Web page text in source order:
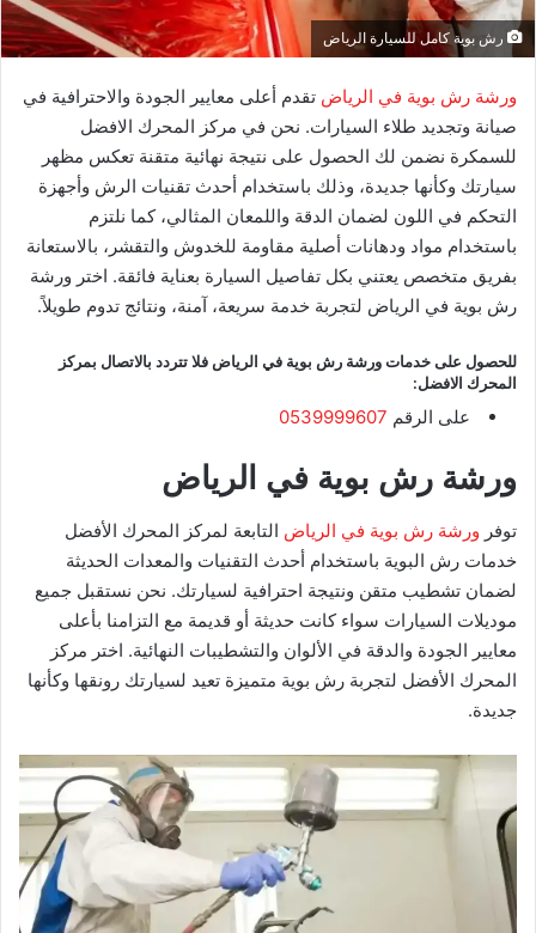
رش بوية كامل للسيارة الرياض
ورشة رش بوية في الرياض تقدم أعلى معايير الجودة والاحترافية في
صيانة وتجديد طلاء السيارات. نحن في مركز المحرك الافضل
للسمكرة نضمن لك الحصول على نتيجة نهائية متقنة تعكس مظهر
سيارتك وكأنها جديدة، وذلك باستخدام أحدث تقنيات الرش وأجهزة
التحكم في اللون لضمان الدقة واللمعان المثالي، كما نلتزم
باستخدام مواد ودهانات أصلية مقاومة للخدوش والتقشر، بالاستعانة
بفريق متخصص يعتني بكل تفاصيل السيارة بعناية فائقة. اختر ورشة
رش بوية في الرياض لتجربة خدمة سريعة، آمنة، ونتائج تدوم طويلاً.
للحصول على خدمات ورشة رش بوية في الرياض فلا تتردد بالاتصال بمركز
المحرك الافضل:
على الرقم 0539999607
ورشة رش بوية في الرياض
توفر ورشة رش بوية في الرياض التابعة لمركز المحرك الأفضل
خدمات رش البوية باستخدام أحدث التقنيات والمعدات الحديثة
لضمان تشطيب متقن ونتيجة احترافية لسيارتك. نحن نستقبل جميع
موديلات السيارات سواء كانت حديثة أو قديمة مع التزامنا بأعلى
معايير الجودة والدقة في الألوان والتشطيبات النهائية. اختر مركز
المحرك الأفضل لتجربة رش بوية متميزة تعيد لسيارتك رونقها وكأنها
جديدة.